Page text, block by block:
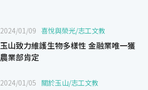
2024/01/09 喜悅與榮光/志工文教
玉山致力維護生物多樣性 金融業唯一獲
農業部肯定
2024/01/05 關於玉山/志工文教